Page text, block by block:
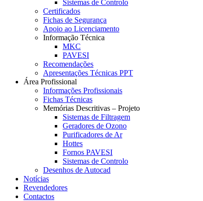
Sistemas de Controlo
Certificados
Fichas de Segurança
Apoio ao Licenciamento
Informação Técnica
MKC
PAVESI
Recomendações
Apresentações Técnicas PPT
Área Profissional
Informações Profissionais
Fichas Técnicas
Memórias Descritivas – Projeto
Sistemas de Filtragem
Geradores de Ozono
Purificadores de Ar
Hottes
Fornos PAVESI
Sistemas de Controlo
Desenhos de Autocad
Notícias
Revendedores
Contactos